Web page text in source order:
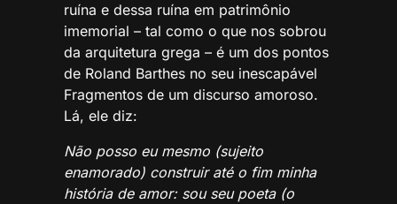
ruína e dessa ruína em patrimônio
imemorial – tal como o que nos sobrou
da arquitetura grega – é um dos pontos
de Roland Barthes no seu inescapável
Fragmentos de um discurso amoroso.
Lá, ele diz:
Não posso eu mesmo (sujeito
enamorado) construir até o fim minha
história de amor: sou seu poeta (o